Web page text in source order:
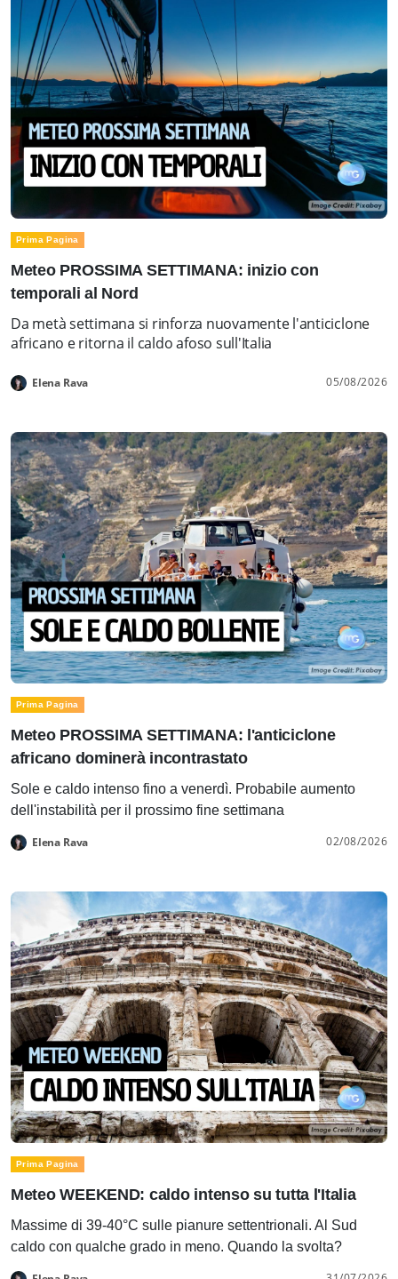
Prima Pagina
Meteo PROSSIMA SETTIMANA: inizio con
temporali al Nord
Da metà settimana si rinforza nuovamente l'anticiclone
africano e ritorna il caldo afoso sull'Italia
Elena Rava 05/08/2026
Prima Pagina
Meteo PROSSIMA SETTIMANA: l'anticiclone
africano dominerà incontrastato
Sole e caldo intenso fino a venerdì. Probabile aumento
dell'instabilità per il prossimo fine settimana
Elena Rava 02/08/2026
Prima Pagina
Meteo WEEKEND: caldo intenso su tutta l'Italia
Massime di 39-40°C sulle pianure settentrionali. Al Sud
caldo con qualche grado in meno. Quando la svolta?